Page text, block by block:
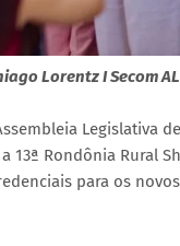
Lorentz I Secom
Legislativa de
13ª Rondônia Rural
para os novos